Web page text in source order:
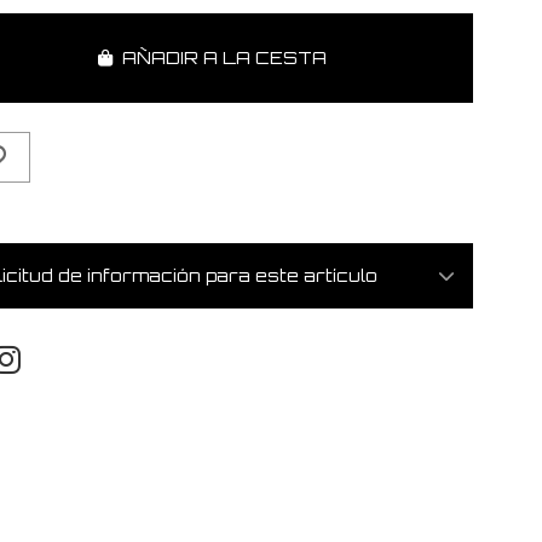
AÑADIR A LA CESTA
de información para este artículo